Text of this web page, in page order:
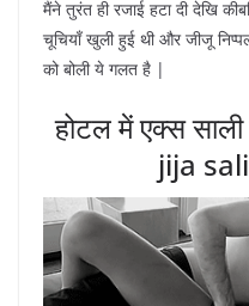
मैंने तुरंत ही रजाई हटा दी देखि
चूचियाँ खुली हुई थी और जीजू
को बोली ये गलत है |
होटल में एक्स
jija